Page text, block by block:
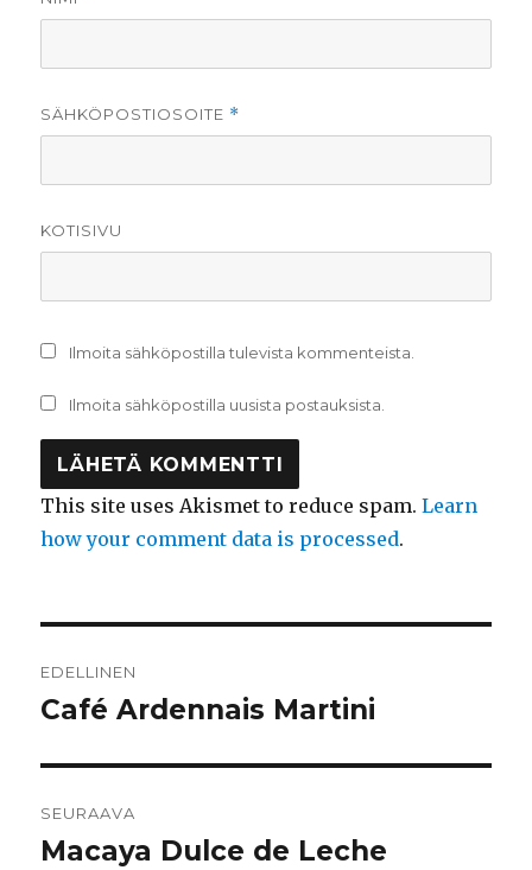
SÄHKÖPOSTIOSOITE *
KOTISIVU
Ilmoita sähköpostilla tulevista kommenteista.
Ilmoita sähköpostilla uusista postauksista.
This site uses Akismet to reduce spam.Learn
how your comment data is processed.
selaus
EDELLINEN
Edellinen
Café Ardennais Martini
SEURAAVA
Seuraava
Macaya Dulce de Leche